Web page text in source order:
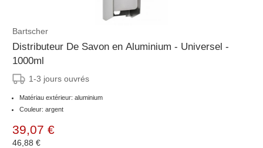
Bartscher
Distributeur De Savon en Aluminium - Universel -
1000ml
1-3 jours ouvrés
Matériau extérieur: aluminium
Couleur: argent
39,07 €
46,88 €